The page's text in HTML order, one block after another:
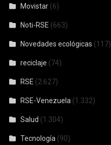
Movistar (6)
Noti-RSE (663)
Novedades ecológicas (117)
reciclaje (74)
RSE (2.627)
RSE-Venezuela (1.332)
Salud (1.304)
Tecnología (90)